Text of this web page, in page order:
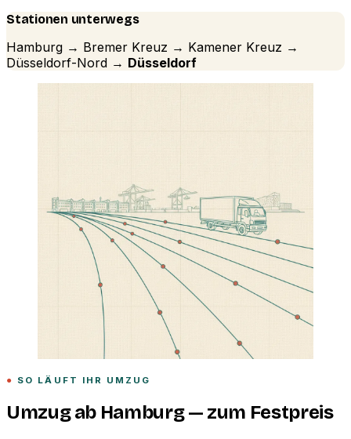
Stationen unterwegs
Hamburg → Bremer Kreuz → Kamener Kreuz →
Düsseldorf-Nord → Düsseldorf
SO LÄUFT IHR UMZUG
Umzug ab Hamburg — zum Festpreis